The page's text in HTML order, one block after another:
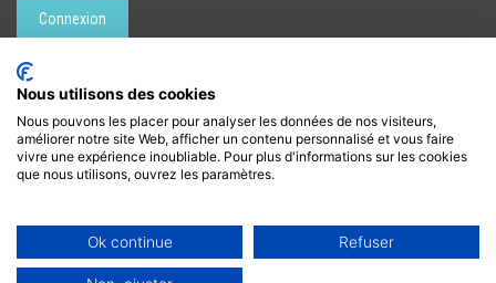
Rechercher :
LÉZARTS DE LA BIÈVRE
https://www.lezarts-bievre.com
Nous utilisons des cookies
Nous pouvons les placer pour analyser les données de nos visiteurs,
améliorer notre site Web, afficher un contenu personnalisé et vous faire
vivre une expérience inoubliable. Pour plus d'informations sur les cookies
que nous utilisons, ouvrez les paramètres.
Ok continue Refuser